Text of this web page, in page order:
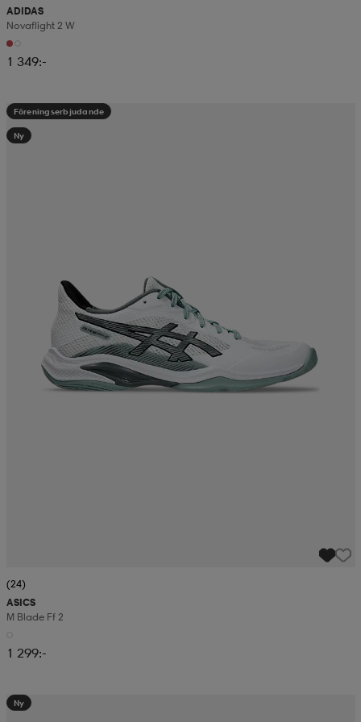
ADIDAS
Novaflight 2 W
1 349:-
Föreningserbjudande
Ny
(24)
ASICS
M Blade Ff 2
1 299:-
Ny